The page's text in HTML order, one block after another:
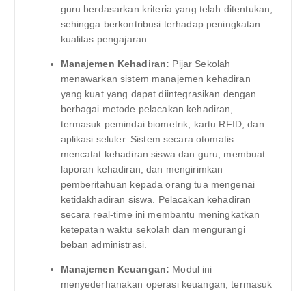
guru berdasarkan kriteria yang telah ditentukan,
sehingga berkontribusi terhadap peningkatan
kualitas pengajaran.
Manajemen Kehadiran: Pijar Sekolah
menawarkan sistem manajemen kehadiran
yang kuat yang dapat diintegrasikan dengan
berbagai metode pelacakan kehadiran,
termasuk pemindai biometrik, kartu RFID, dan
aplikasi seluler. Sistem secara otomatis
mencatat kehadiran siswa dan guru, membuat
laporan kehadiran, dan mengirimkan
pemberitahuan kepada orang tua mengenai
ketidakhadiran siswa. Pelacakan kehadiran
secara real-time ini membantu meningkatkan
ketepatan waktu sekolah dan mengurangi
beban administrasi.
Manajemen Keuangan: Modul ini
menyederhanakan operasi keuangan, termasuk